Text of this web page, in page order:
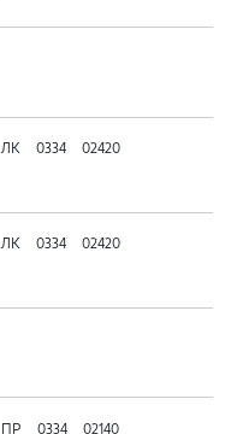
ЛК 0334 02420
ЛК 0334 02420
ПР 0334 02140